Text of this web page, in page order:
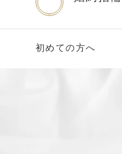
初めての方へ